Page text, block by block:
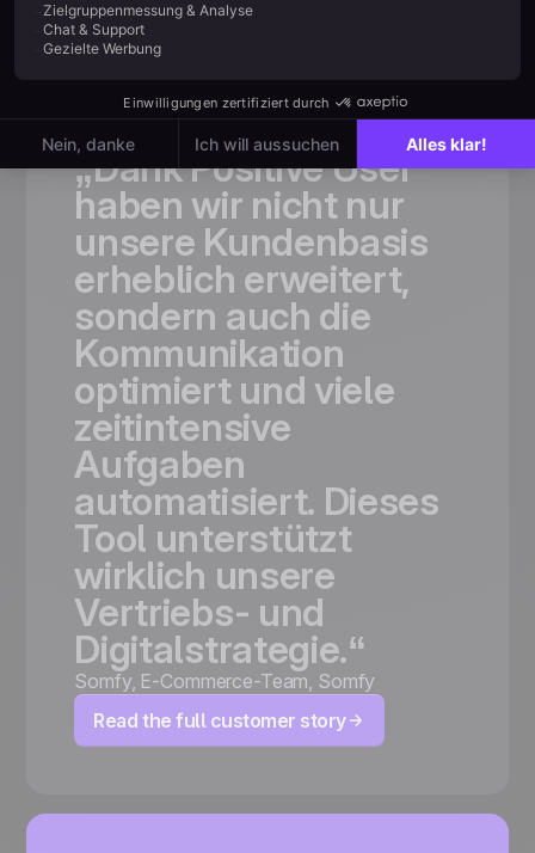
Kundenbewertung
Geschätzt
wachsendenTeams
„DankPositiveUser
haben wir nicht nur
unsere Kundenbasis
erheblich erweitert,
sondern auch die
Kommunikation
optimiert und viele
zeitintensive
Aufgaben
automatisiert. Dieses
Tool unterstützt
wirklich unsere
Vertriebs- und
Digitalstrategie.“
Somfy, E-Commerce-Team, Somfy
Read the full customer story